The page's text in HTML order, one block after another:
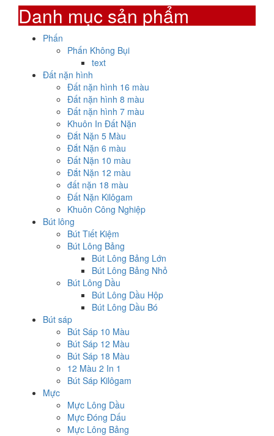
Danh mục sản phẩm
Phấn
Phấn Không Bụi
text
Đất nặn hình
Đất nặn hình 16 màu
Đất nặn hình 8 màu
Đất nặn hình 7 màu
Khuôn In Đất Nặn
Đắt Nặn 5 Màu
Đắt Nặn 6 màu
Đất Nặn 10 màu
Đắt Nặn 12 màu
đất nặn 18 màu
Đất Nặn Kilôgam
Khuôn Công Nghiệp
Bút lông
Bút Tiết Kiệm
Bút Lông Bảng
Bút Lông Bảng Lớn
Bút Lông Bảng Nhỏ
Bút Lông Dầu
Bút Lông Dầu Hộp
Bút Lông Dầu Bó
Bút sáp
Bút Sáp 10 Màu
Bút Sáp 12 Màu
Bút Sáp 18 Màu
12 Màu 2 In 1
Bút Sáp Kilôgam
Mực
Mực Lông Dầu
Mực Đóng Dấu
Mực Lông Bảng